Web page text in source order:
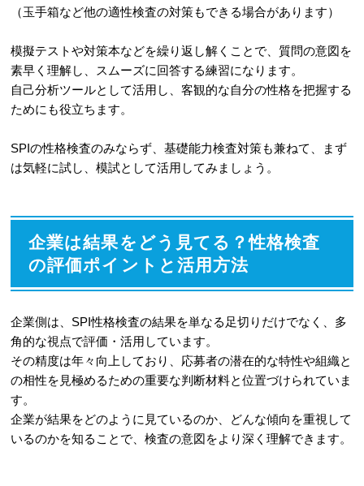
（玉手箱など他の適性検査の対策もできる場合があります）
模擬テストや対策本などを繰り返し解くことで、質問の意図を
素早く理解し、スムーズに回答する練習になります。
自己分析ツールとして活用し、客観的な自分の性格を把握する
ためにも役立ちます。
SPIの性格検査のみならず、基礎能力検査対策も兼ねて、まず
は気軽に試し、模試として活用してみましょう。
企業は結果をどう見てる？性格検査
の評価ポイントと活用方法
企業側は、SPI性格検査の結果を単なる足切りだけでなく、多
角的な視点で評価・活用しています。
その精度は年々向上しており、応募者の潜在的な特性や組織と
の相性を見極めるための重要な判断材料と位置づけられていま
す。
企業が結果をどのように見ているのか、どんな傾向を重視して
いるのかを知ることで、検査の意図をより深く理解できます。